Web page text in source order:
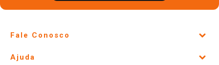
Fale Conosco
Lojas Físicas e Horários
Ajuda